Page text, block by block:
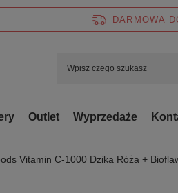
DARMOWA
Outlet Wyprzedaże
Vitamin C-1000 Dzika Róża +